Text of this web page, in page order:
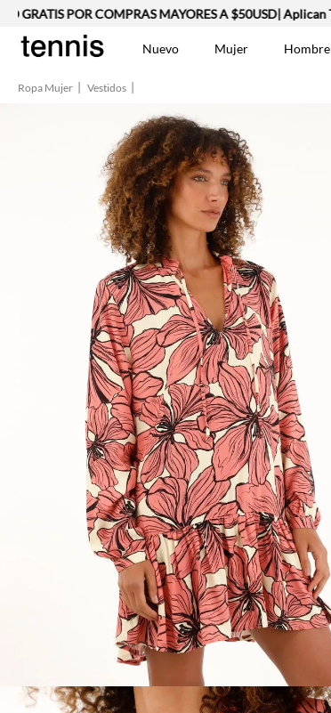
POR COMPRAS MAYORES A $50USD| Aplican TyC
Nuevo Mujer Hombre
Ropa Mujer Vestidos
4
5
7.
8.
9. Polo
10. Falda